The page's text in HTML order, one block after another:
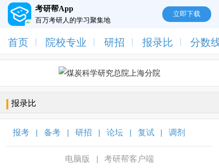
考研帮App
百万考研人的学习聚集地
立即下载
首页 院校专业 研招 报录比 分数
报录比
报考 备考 研招 论坛 复试 调剂
电脑版 考研帮客户端